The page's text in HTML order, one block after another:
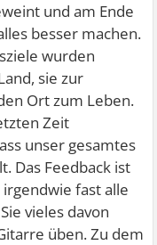
und am Ende
besser machen.
wurden
sie zur
Ort zum Leben.
Zeit
unser gesamtes
Das Feedback ist
fast alle
vieles davon
üben. Zu dem